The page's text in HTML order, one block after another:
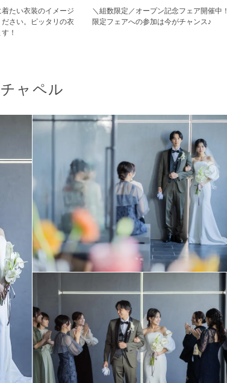
たい衣装のイメージ
さい。ピッタリの衣
！
＼組数限定／オープン記念フェア開催中！
限定フェアへの参加は今がチャンス♪
ャペル